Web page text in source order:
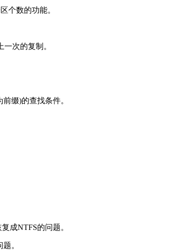
个数的功能。
次的复制。
缀)的查找条件。
成NTFS的问题。
。